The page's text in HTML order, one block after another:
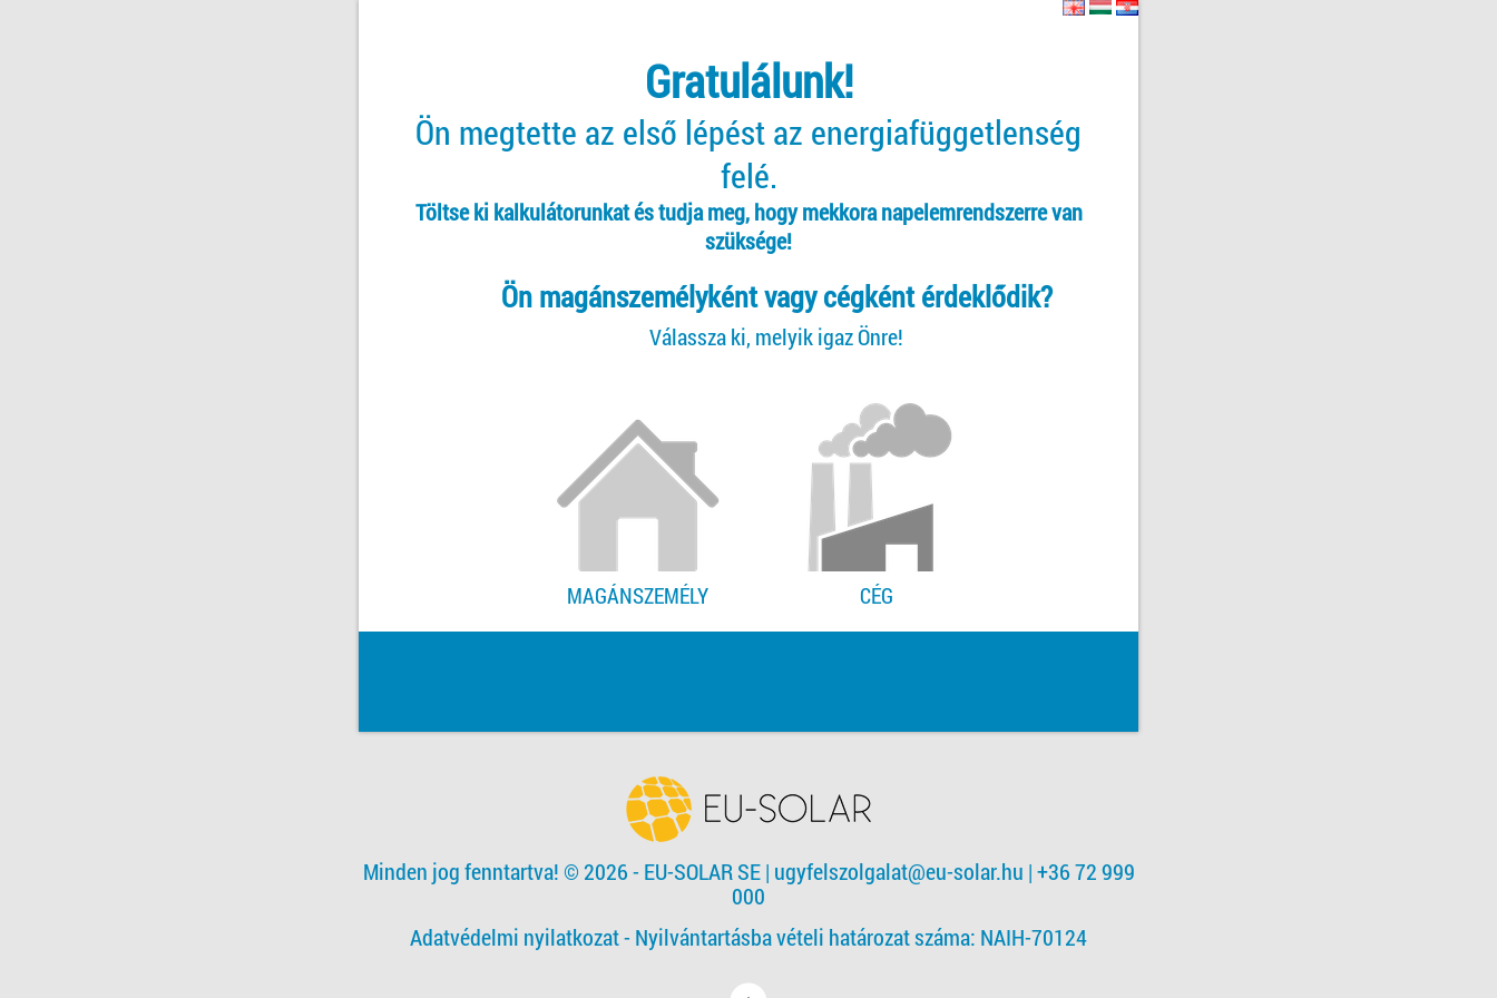
Gratulálunk!
Ön megtette az első lépést az energiafüggetlenség
felé.
Töltse ki kalkulátorunkat és tudja meg, hogy mekkora napelemrendszerre van
szüksége!
Ön magánszemélyként vagy cégként érdeklődik?
Válassza ki, melyik igaz Önre!
MAGÁNSZEMÉLY CÉG
Minden jog fenntartva! © 2026 - EU-SOLAR SE| ugyfelszolgalat@eu-solar.hu | +36 72 999
000
Adatvédelmi nyilatkozat - Nyilvántartásba vételi határozat száma: NAIH-70124